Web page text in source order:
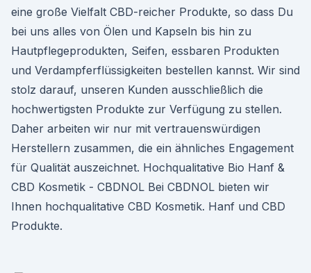
eine große Vielfalt CBD-reicher Produkte, so dass Du
bei uns alles von Ölen und Kapseln bis hin zu
Hautpflegeprodukten, Seifen, essbaren Produkten
und Verdampferflüssigkeiten bestellen kannst. Wir sind
stolz darauf, unseren Kunden ausschließlich die
hochwertigsten Produkte zur Verfügung zu stellen.
Daher arbeiten wir nur mit vertrauenswürdigen
Herstellern zusammen, die ein ähnliches Engagement
für Qualität auszeichnet. Hochqualitative Bio Hanf &
CBD Kosmetik - CBDNOL Bei CBDNOL bieten wir
Ihnen hochqualitative CBD Kosmetik. Hanf und CBD
Produkte.